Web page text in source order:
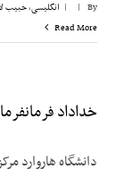
By
|
| انگلیسی,حبیب
Read More
خداداد
دانشگاه هاروارد